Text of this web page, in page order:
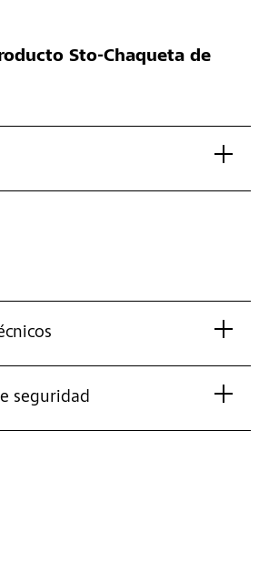
Sto-Chaqueta de
seguridad